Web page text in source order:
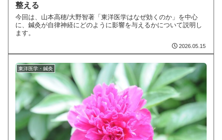
整える
今回は、山本高穂/大野智著「東洋医学はなぜ効くのか」を中心
に、鍼灸が自律神経にどのように影響を与えるかについて説明し
ます。
2026.05.15
東洋医学・鍼灸